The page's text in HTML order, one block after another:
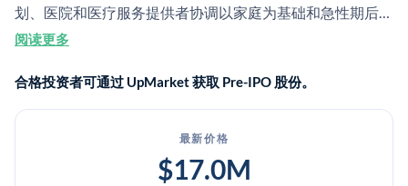
划、医院和医疗服务提供者协调以家庭为基础和急性期后的
服务。其平台将医疗和非医疗的居家护理连接起来，支持远
阅读更多
合格投资者可通过 UpMarket 获取 Pre-IPO 股份。
最新价格
$17.0M